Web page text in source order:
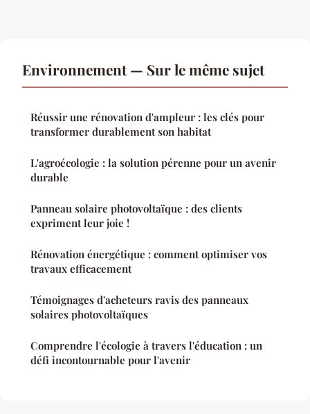
Environnement — Sur le même sujet
Réussir une rénovation d'ampleur : les clés pour
transformer durablement son habitat
L'agroécologie : la solution pérenne pour un avenir
durable
Panneau solaire photovoltaïque : des clients
expriment leur joie !
Rénovation énergétique : comment optimiser vos
travaux efficacement
Témoignages d'acheteurs ravis des panneaux
solaires photovoltaïques
Comprendre l'écologie à travers l'éducation : un
défi incontournable pour l'avenir